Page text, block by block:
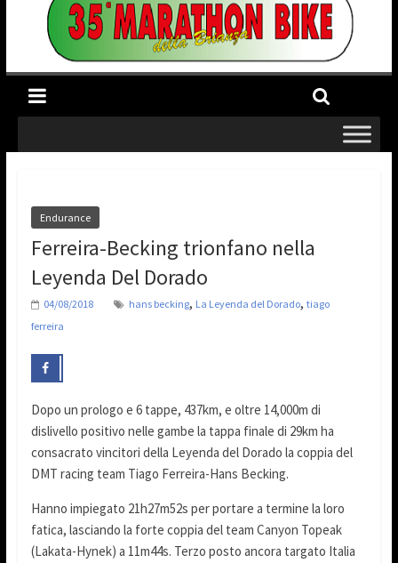
Endurance
Ferreira-Becking trionfano nella
Leyenda Del Dorado
04/08/2018 hans becking, La Leyenda del Dorado, tiago
ferreira
Dopo un prologo e 6 tappe, 437km, e oltre 14,000m di
dislivello positivo nelle gambe la tappa finale di 29km ha
consacrato vincitori della Leyenda del Dorado la coppia del
DMT racing team Tiago Ferreira-Hans Becking.
Hanno impiegato 21h27m52s per portare a termine la loro
fatica, lasciando la forte coppia del team Canyon Topeak
(Lakata-Hynek) a 11m44s. Terzo posto ancora targato Italia